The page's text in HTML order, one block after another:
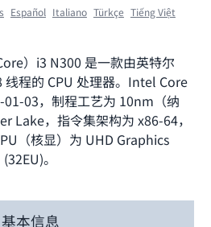
Español Italiano Türkçe Tiếng Việt
）i3 N300 是一款由英特尔
线程的 CPU 处理器。Intel Core
03，制程工艺为 10nm（纳
Lake，指令集架构为 x86-64，
（核显）为 UHD Graphics
(32EU)。
基本信息